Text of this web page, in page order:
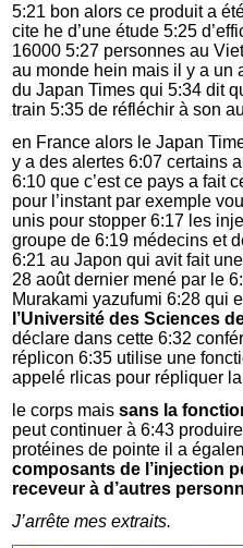
5:21 bon alors ce produit a
cite he d’une étude 5:25
16000 5:27 personnes au
au monde hein mais il y a un
du Japan Times qui 5:34 dit
train 5:35 de réfléchir à son
en France alors le Japan
y a des alertes 6:07 certains
6:10 que c’est ce pays a fait
pour l’instant par exemple
unis pour stopper 6:17 les
groupe de 6:19 médecins et
6:21 au Japon qui avit fait
28 août dernier mené par le
Murakami yazufumi 6:28 qui
l’Université des Sciences
déclare dans cette 6:32
réplicon 6:35 utilise une
appelé rlicas pour répliquer
le corps maissans la
peut continuer à 6:43
protéines de pointe il a
composants de l’injection
receveur à d’autres
J’arrête mes extraits.